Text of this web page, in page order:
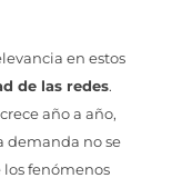
en estos
de las redes.
año a año,
demanda no se
fenómenos